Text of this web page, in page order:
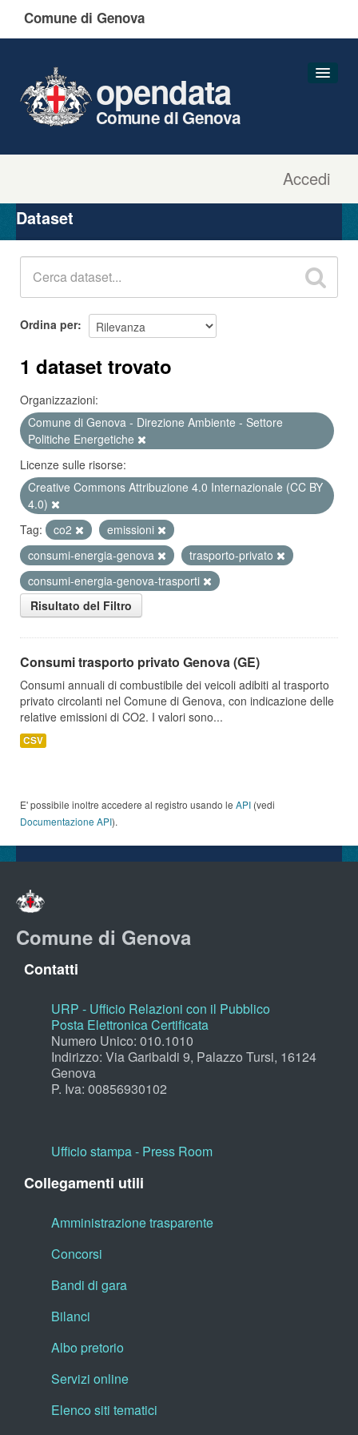
Comune di Genova
Accedi
opendata
Comune di Genova
Organizzazioni
Gruppi
Dataset
Ordina per
1 dataset trovato
Organizzazioni:
Comune di Genova - Direzione Ambiente - Settore
Politiche Energetiche
Licenze sulle risorse:
Creative Commons Attribuzione 4.0 Internazionale (CC BY
4.0)
Tag:
co2
emissioni
consumi-energia-genova
trasporto-privato
consumi-energia-genova-trasporti
Risultato del Filtro
Consumi trasporto privato Genova (GE)
Consumi annuali di combustibile dei veicoli adibiti al trasporto
privato circolanti nel Comune di Genova, con indicazione delle
relative emissioni di CO2. I valori sono...
CSV
E' possibile inoltre accedere al registro usando le API (vedi
Documentazione API).
Comune di Genova
Contatti
URP - Ufficio Relazioni con il Pubblico
Posta Elettronica Certificata
Numero Unico: 010.1010
Indirizzo: Via Garibaldi 9, Palazzo Tursi, 16124
Genova
P. Iva: 00856930102
Ufficio stampa - Press Room
Collegamenti utili
Amministrazione trasparente
Concorsi
Bandi di gara
Bilanci
Albo pretorio
Servizi online
Elenco siti tematici